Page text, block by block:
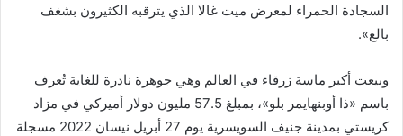
السجادة الحمراء لمعرض ميت غالا الذي يترقبه الكثيرون بشغف
بالغ».
وبيعت أكبر ماسة زرقاء في العالم وهي جوهرة نادرة للغاية تُعرف
باسم «ذا أوبنهايمر بلو»، بمبلغ 57.5 مليون دولار أميركي في مزاد
كريستي بمدينة جنيف السويسرية يوم 27 أبريل نيسان 2022 مسجلة